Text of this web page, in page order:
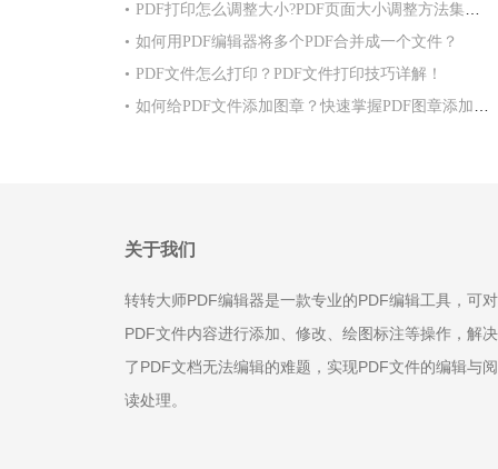
• PDF打印怎么调整大小?PDF页面大小调整方法集合！
• 如何用PDF编辑器将多个PDF合并成一个文件？
• PDF文件怎么打印？PDF文件打印技巧详解！
• 如何给PDF文件添加图章？快速掌握PDF图章添加方法！
关于我们
转转大师PDF编辑器是一款专业的PDF编辑工具，可对
PDF文件内容进行添加、修改、绘图标注等操作，解决
了PDF文档无法编辑的难题，实现PDF文件的编辑与阅
读处理。